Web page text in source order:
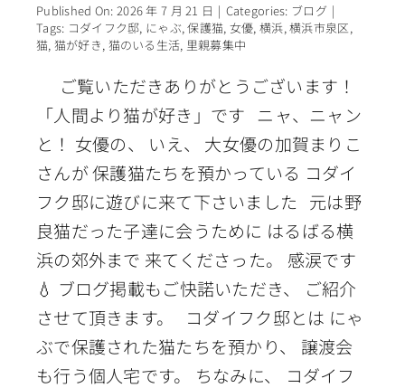
Published On: 2026 年 7 月 21 日 | Categories: ブログ |
Tags: コダイフク邸, にゃぶ,保護猫, 女優,横浜,横浜市泉区,
猫, 猫が好き, 猫のいる生活, 里親募集中
ご覧いただきありがとうございます！
「人間より猫が好き」です ニャ、ニャン
と！ 女優の、 いえ、 大女優の加賀まりこ
さんが 保護猫たちを預かっている コダイ
フク邸に遊びに来て下さいました 元は野
良猫だった子達に会うために はるばる横
浜の郊外まで 来てくださった。 感涙です
💧 ブログ掲載もご快諾いただき、 ご紹介
させて頂きます。 コダイフク邸とは にゃ
ぶで保護された猫たちを預かり、 譲渡会
も行う個人宅です。 ちなみに、 コダイフ